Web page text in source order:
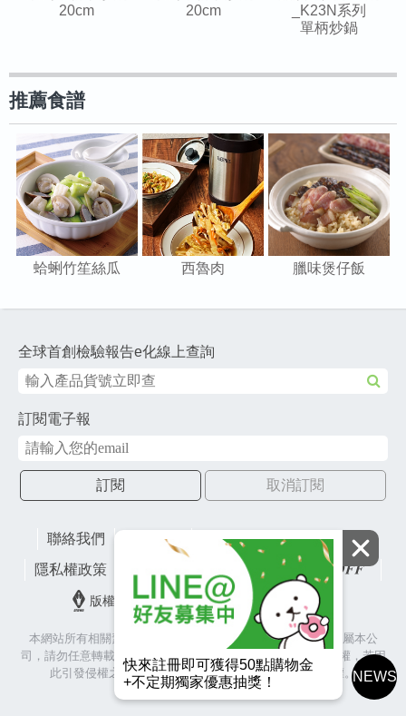
NEWS
快來註冊即可獲得50點購物金
+不定期獨家優惠抽獎！
20cm
20cm
_K23N系列
單柄炒鍋
推薦食譜
蛤蜊竹笙絲瓜 西魯肉 臘味煲仔飯
全球首創檢驗報告e化線上查詢
訂閱電子報
訂閱 取消訂閱
聯絡我們 網站地圖
財團法人有容教育基金會
隱私權政策
lifefactory
版權所有© 2026 皇冠金屬工業股份有限公司
本網站所有相關素材(含照片、圖片、影音、文字等)著作權皆屬本公
司，請勿任意轉載作為商業使用，並籲請尊重各代言人之肖像權，若因
此引發侵權之爭議與訴訟，本公司將保留相關法律追訴權。